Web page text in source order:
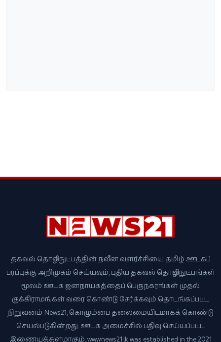
தகவல் தொழில்நுட்பத்தின் நவீன வளர்ச்சியை தமிழ் ஊடகப்
பரப்புக்கு அறிமுகம் செய்யவும், புதிய தகவல் தொழில்நுட்பங்கள்
மூலம் ஊடக ஜனநாயகத்தைப் பெருநகரங்கள் முதல்
குக்கிராமங்கள் வரை கொண்டு சேர்க்கவும் தொடங்கப்பட்ட
நிறுவனம் News21, கொழும்பை தலைமையிடமாகக் கொண்டு
செயல்படுகின்றது. ஊடக அமைச்சில் பதிவு செய்யப்பட்ட
இணையத்தளமாகும். www.news21.lk was established in the 2021